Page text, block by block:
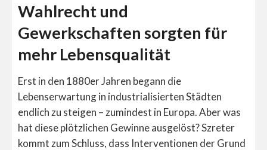
Wahlrecht und
Gewerkschaften sorgten für
mehr Lebensqualität
Erst in den 1880er Jahren begann die
Lebenserwartung in industrialisierten Städten
endlich zu steigen – zumindest in Europa. Aber was
hat diese plötzlichen Gewinne ausgelöst? Szreter
kommt zum Schluss, dass Interventionen der Grund